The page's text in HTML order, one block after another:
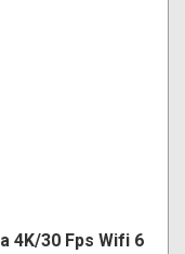
4K/30 Fps Wifi 6